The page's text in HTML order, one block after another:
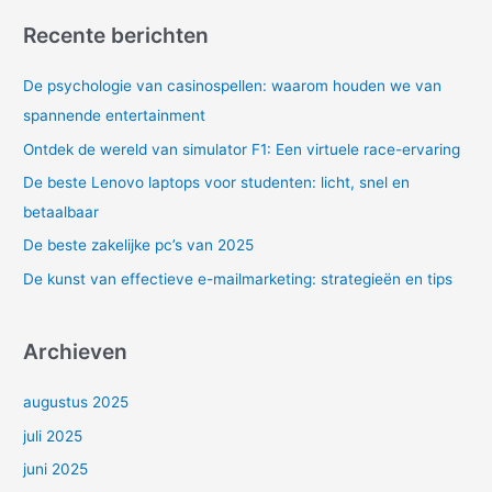
k
:
Recente berichten
De psychologie van casinospellen: waarom houden we van
spannende entertainment
Ontdek de wereld van simulator F1: Een virtuele race-ervaring
De beste Lenovo laptops voor studenten: licht, snel en
betaalbaar
De beste zakelijke pc’s van 2025
De kunst van effectieve e-mailmarketing: strategieën en tips
Archieven
augustus 2025
juli 2025
juni 2025